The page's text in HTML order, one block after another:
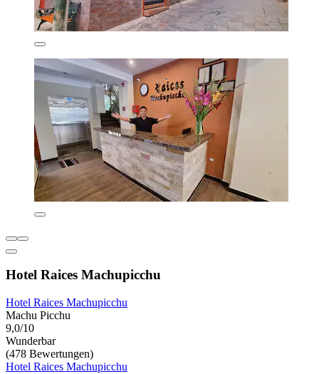
Hotel Raices Machupicchu
Hotel Raices Machupicchu
Machu Picchu
9,0/10
Wunderbar
(478 Bewertungen)
Hotel Raices Machupicchu